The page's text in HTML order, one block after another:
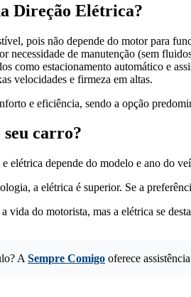
Direção Elétrica?
pois não depende do motor para
necessidade de manutenção (sem
como estacionamento automático e
velocidades e firmeza em altas.
e eficiência, sendo a opção
carro?
elétrica depende do modelo e ano do
a elétrica é superior. Se a
vida do motorista, mas a elétrica se
A Sempre Comigo oferece